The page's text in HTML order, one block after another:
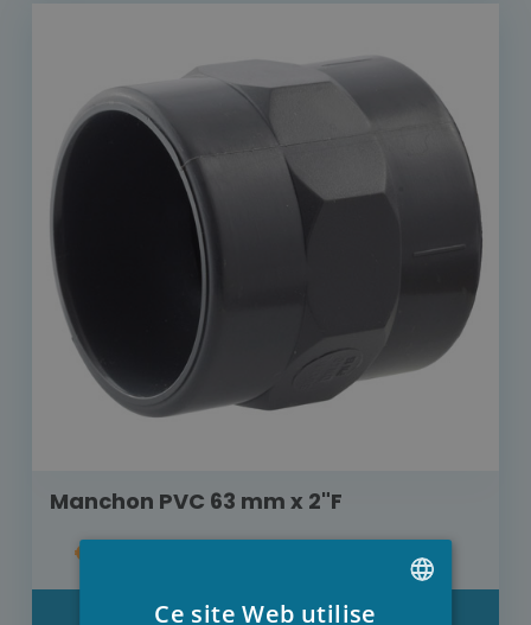
Manchon PVC 63 mm x 2"F
€ 6,30
DÉTAIL
Ce site Web utilise